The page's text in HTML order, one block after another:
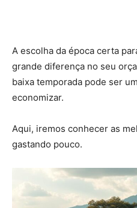
A escolha da época certa
grande diferença no seu
baixa temporada pode ser
economizar.
Aqui, iremos conhecer as
gastando pouco.